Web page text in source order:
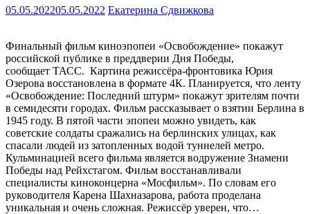
05.05.202205.05.2022 Екатерина Сдвижкова
Финальный фильм киноэпопеи «Освобождение» покажут
российской публике в преддверии Дня Победы,
сообщает ТАСС. Картина режиссёра-фронтовика Юрия
Озерова восстановлена в формате 4К. Планируется, что ленту
«Освобождение: Последний штурм» покажут зрителям почти
в семидесяти городах. Фильм рассказывает о взятии Берлина в
1945 году. В пятой части эпопеи можно увидеть, как
советские солдаты сражались на берлинских улицах, как
спасали людей из затопленных водой туннелей метро.
Кульминацией всего фильма является водружение Знамени
Победы над Рейхстагом. Фильм восстанавливали
специалисты киноконцерна «Мосфильм». По словам его
руководителя Карена Шахназарова, работа проделана
уникальная и очень сложная. Режиссёр уверен, что…